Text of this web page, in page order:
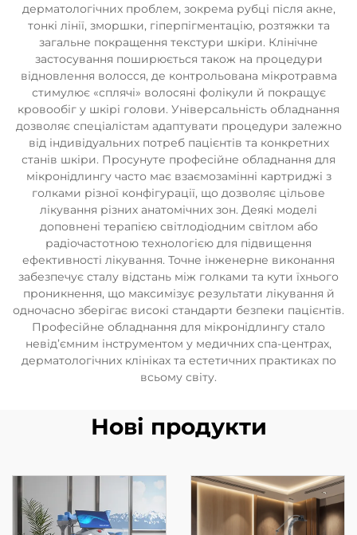
дерматологічних проблем, зокрема рубці після акне,
тонкі лінії, зморшки, гіперпігментацію, розтяжки та
загальне покращення текстури шкіри. Клінічне
застосування поширюється також на процедури
відновлення волосся, де контрольована мікротравма
стимулює «сплячі» волосяні фолікули й покращує
кровообіг у шкірі голови. Універсальність обладнання
дозволяє спеціалістам адаптувати процедури залежно
від індивідуальних потреб пацієнтів та конкретних
станів шкіри. Просунуте професійне обладнання для
мікронідлингу часто має взаємозамінні картриджі з
голками різної конфігурації, що дозволяє цільове
лікування різних анатомічних зон. Деякі моделі
доповнені терапією світлодіодним світлом або
радіочастотною технологією для підвищення
ефективності лікування. Точне інженерне виконання
забезпечує сталу відстань між голками та кути їхнього
проникнення, що максимізує результати лікування й
одночасно зберігає високі стандарти безпеки пацієнтів.
Професійне обладнання для мікронідлингу стало
невід’ємним інструментом у медичних спа-центрах,
дерматологічних клініках та естетичних практиках по
всьому світу.
Нові продукти